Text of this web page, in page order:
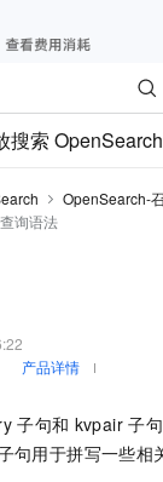
搜索 OpenSearch
OpenSearch-
查询语法
产品详情
子句和 kvpair 子
句用于拼写一些相